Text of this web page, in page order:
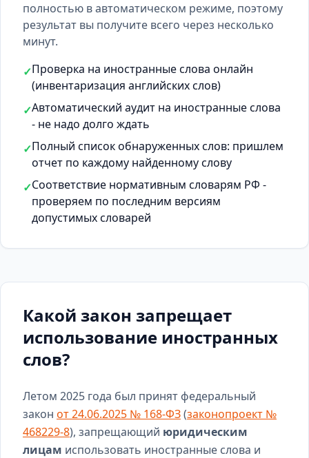
полностью в автоматическом режиме, поэтому
результат вы получите всего через несколько
минут.
✓Проверка на иностранные слова онлайн
(инвентаризация английских слов)
✓Автоматический аудит на иностранные слова
- не надо долго ждать
✓Полный список обнаруженных слов: пришлем
отчет по каждому найденному слову
✓Соответствие нормативным словарям РФ -
проверяем по последним версиям
допустимых словарей
Какой закон запрещает
использование иностранных
слов?
Летом 2025 года был принят федеральный
закон от 24.06.2025 № 168-ФЗ(законопроект №
468229-8), запрещающий юридическим
лицам использовать иностранные слова и